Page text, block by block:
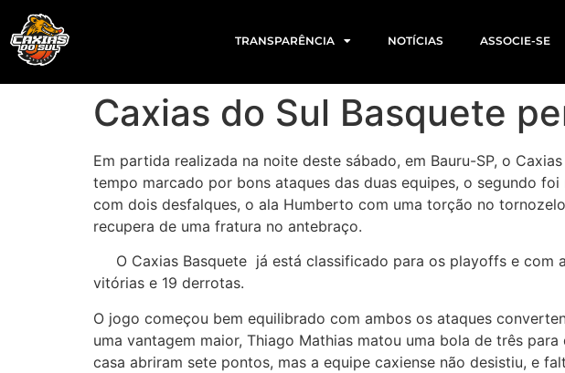
TRANSPARÊNCIA NOTÍCIAS ASSOCIE-SE
Caxias do Sul Basquete
Em partida realizada na noite deste sábado, em Bauru-SP, o
tempo marcado por bons ataques das duas equipes, o segundo
com dois desfalques, o ala Humberto com uma torção no
recupera de uma fratura no antebraço.
O Caxias Basquete já está classificado para os playoffs e com
vitórias e 19 derrotas.
O jogo começou bem equilibrado com ambos os ataques
uma vantagem maior, Thiago Mathias matou uma bola de três
casa abriram sete pontos, mas a equipe caxiense não desistiu, e